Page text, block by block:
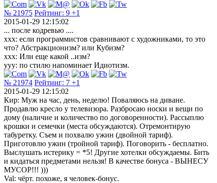
№ 21975 Рейтинг: 9 +1
2015-01-29 12:15:02
... после кодревью ....
ххх: если программистов сравнивают с художниками, то это
что? Абстракционизм? или Кубизм?
ххх: Или еще какой ..изм?
yyy: по стилю напоминает Идиотизм.
№ 21974 Рейтинг: 7 +1
2015-01-29 12:15:02
Кир: Муж на час, день, неделю! Поваляюсь на диване.
Продавлю кресло у телевизора. Разбросаю носки и вещи по
дому (наличие и количество по договоренности). Рассыплю
крошки и семечки (места обсуждаются). Отремонтирую
табуретку. Съем и похвалю ужин (двойной тариф).
Приготовлю ужин (тройной тариф). Поговорить - бесплатно.
Выслушать истерику = *5! Другие хотелки обсуждаемы. Бить
и кидаться предметами нельзя! В качестве бонуса - ВЫНЕСУ
МУСОР!!! )))
Val: чёрт. похоже, я человек-бонус.